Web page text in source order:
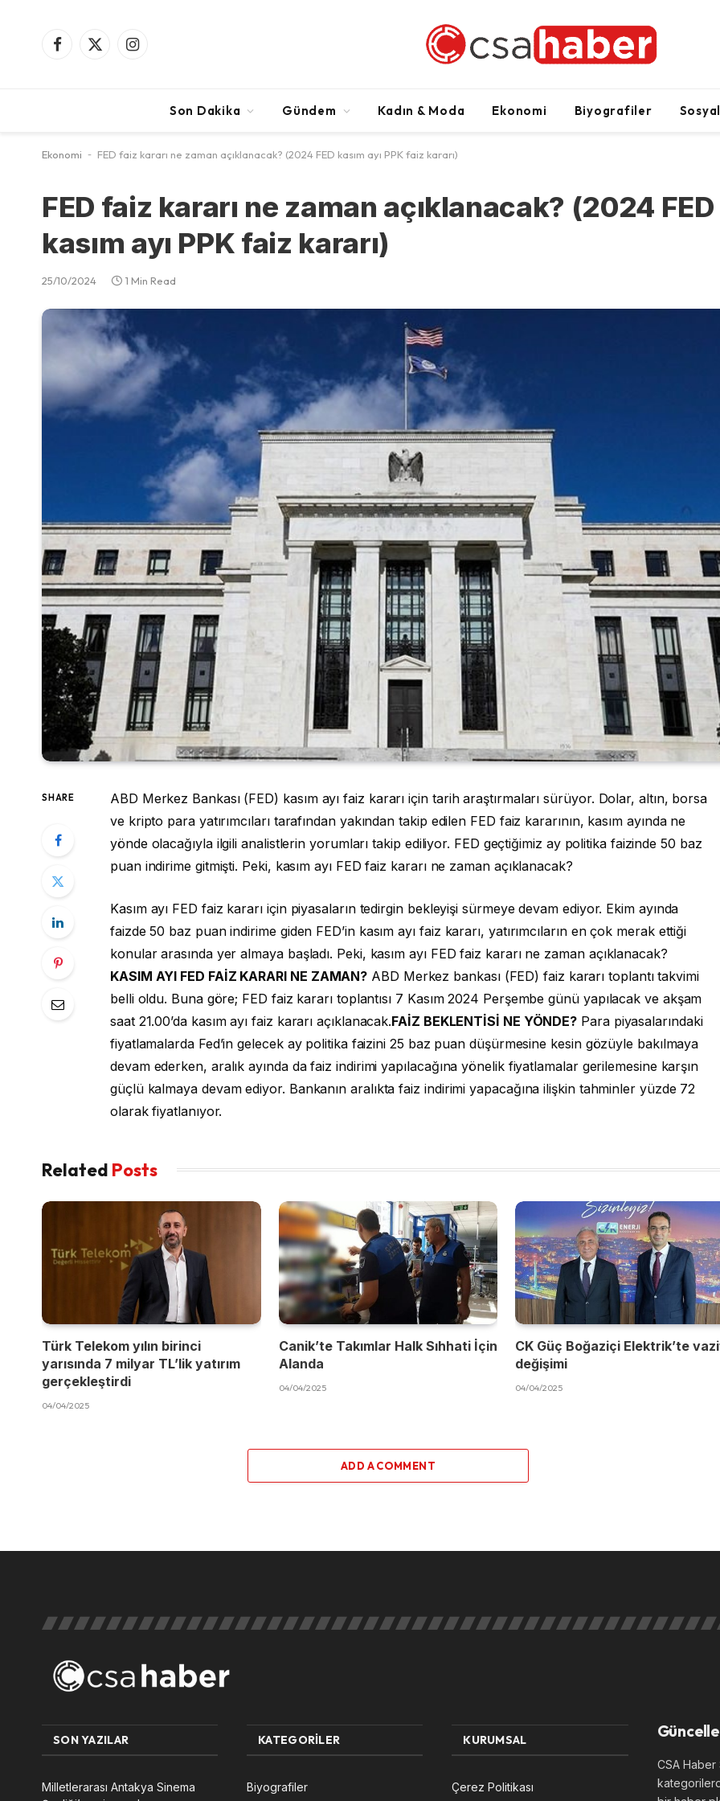
Facebook
X
Instagram
Son Dakika Gündem Kadın & Moda Ekonomi Biyografiler
Ekonomi - FED faiz kararı ne zaman açıklanacak? (2024 FED kasım ayı PPK faiz kararı)
FED faiz kararı ne zaman açıklanacak? (2024 FED
kasım ayı PPK faiz kararı)
25/10/2024 1 Min Read
SHARE
ABD Merkez Bankası (FED) kasım ayı faiz kararı için tarih araştırmaları sürüyor. Dolar, altın, borsa
ve kripto para yatırımcıları tarafından yakından takip edilen FED faiz kararının, kasım ayında ne
yönde olacağıyla ilgili analistlerin yorumları takip ediliyor. FED geçtiğimiz ay politika faizinde 50 baz
puan indirime gitmişti. Peki, kasım ayı FED faiz kararı ne zaman açıklanacak?
Kasım ayı FED faiz kararı için piyasaların tedirgin bekleyişi sürmeye devam ediyor. Ekim ayında
faizde 50 baz puan indirime giden FED’in kasım ayı faiz kararı, yatırımcıların en çok merak ettiği
konular arasında yer almaya başladı. Peki, kasım ayı FED faiz kararı ne zaman açıklanacak?
KASIM AYI FED FAİZ KARARI NE ZAMAN? ABD Merkez bankası (FED) faiz kararı toplantı takvimi
belli oldu. Buna göre; FED faiz kararı toplantısı 7 Kasım 2024 Perşembe günü yapılacak ve akşam
saat 21.00’da kasım ayı faiz kararı açıklanacak.FAİZ BEKLENTİSİ NE YÖNDE? Para piyasalarındaki
fiyatlamalarda Fed’in gelecek ay politika faizini 25 baz puan düşürmesine kesin gözüyle bakılmaya
devam ederken, aralık ayında da faiz indirimi yapılacağına yönelik fiyatlamalar gerilemesine karşın
güçlü kalmaya devam ediyor. Bankanın aralıkta faiz indirimi yapacağına ilişkin tahminler yüzde 72
olarak fiyatlanıyor.
Related Posts
Türk Telekom yılın birinci
yarısında 7 milyar TL’lik yatırım
gerçekleştirdi
04/04/2025
Canik’te Takımlar Halk Sıhhati İçin
Alanda
04/04/2025
CK Güç Boğaziçi Elektrik’te
değişimi
04/04/2025
ADD A COMMENT
SON YAZILAR
Milletlerarası Antakya Sinema
KATEGORILER
Biyografiler
KURUMSAL
Çerez Politikası
CSA